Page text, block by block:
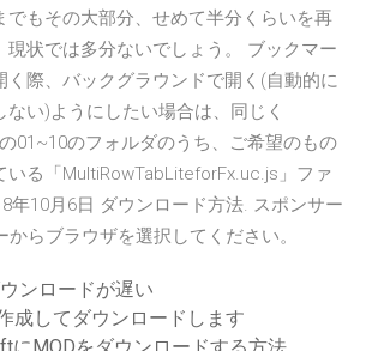
でもその大部分、せめて半分くらいを再
現状では多分ないでしょう。 ブックマー
く際、バックグラウンドで開く(自動的に
い)ようにしたい場合は、同じく
01~10のフォルダのうち、ご希望のもの
いる「MultiRowTabLiteforFx.uc.js」ファ
年10月6日 ダウンロード方法. スポンサー
からブラウザを選択してください。
ンロードが遅い
成してダウンロードします